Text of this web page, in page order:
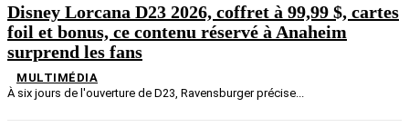
Disney Lorcana D23 2026, coffret à 99,99 $, cartes
foil et bonus, ce contenu réservé à Anaheim
surprend les fans
MULTIMÉDIA
À six jours de l'ouverture de D23, Ravensburger précise...